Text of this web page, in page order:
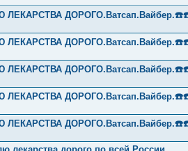
ЛЕКАРСТВА
ЛЕКАРСТВА
ЛЕКАРСТВА
ЛЕКАРСТВА
ЛЕКАРСТВА